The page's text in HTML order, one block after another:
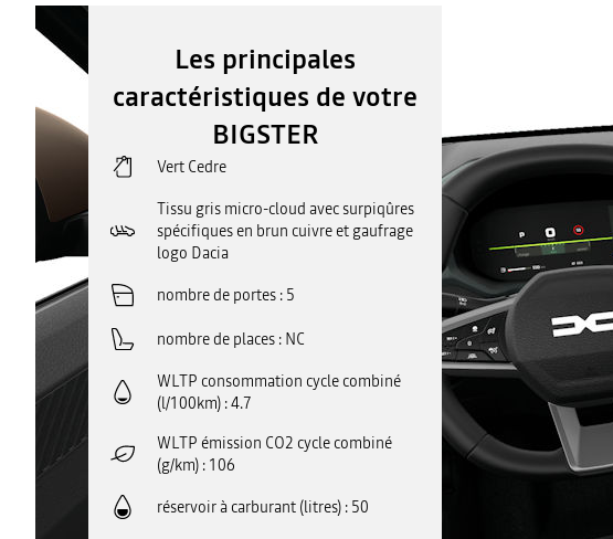
Les principales
caractéristiques de votre
BIGSTER
Vert Cedre
Tissu gris micro-cloud avec surpiqûres
spécifiques en brun cuivre et gaufrage
logo Dacia
nombre de portes 5
nombre de places NC
WLTP consommation cycle combiné
(l/100km) 4.7
WLTP émission CO2 cycle combiné
(g/km) 106
réservoir à carburant (litres) 50